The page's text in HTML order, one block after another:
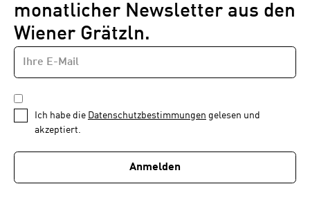
monatlicher Newsletter aus den
Wiener Grätzln.
Newsletter
1
von
E-
MAIL-
ADRESSE
DATENSCHUTZBESTIMMUNGEN
*
Ich habe die Datenschutzbestimmungen gelesen und
akzeptiert.
Anmelden